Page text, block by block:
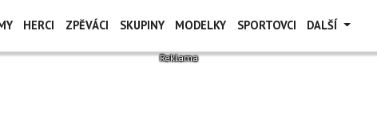
HERCI ZPĚVÁCI SKUPINY MODELKY SPORTOVCI DALŠÍ